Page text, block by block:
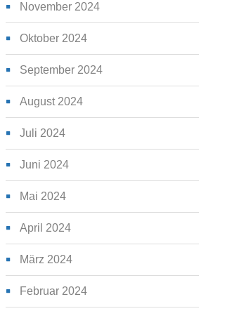
November 2024
Oktober 2024
September 2024
August 2024
Juli 2024
Juni 2024
Mai 2024
April 2024
März 2024
Februar 2024